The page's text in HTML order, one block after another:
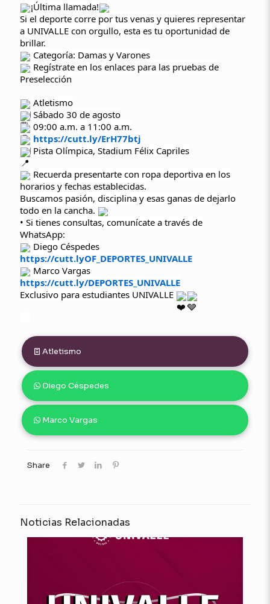
¡Última llamada!
Si el deporte corre por tus venas y quieres representar
a UNIVALLE con orgullo, esta es tu oportunidad de
brillar.
Categoría: Damas y Varones
Regístrate en los enlaces para las pruebas de
Preselección
Atletismo
Sábado 30 de agosto
09:00 a.m. a 11:00 a.m.
https://cutt.ly/ErH77btj
Pista Olímpica, Stadium Félix Capriles
Recuerda presentarte con ropa deportiva en los
horarios y fechas establecidas.
Buscamos pasión, disciplina y esas ganas de dejarlo
todo en la cancha.
• Si tienes consultas, comunícate a través de
WhatsApp:
Diego Céspedes
https://cutt.lyOF_DEPORTES_UNIVALLE
Marco Vargas
https://cutt.ly/DEPORTES_UNIVALLE
Exclusivo para estudiantes UNIVALLE
Atletismo
Diego Céspedes
Marco Vargas
Share
Noticias Relacionadas